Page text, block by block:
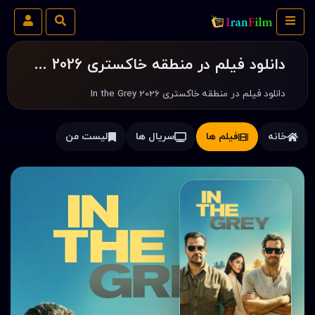
دانلود فیلم در منطقه خاکستری In the Grey 2026
دانلود فیلم در منطقه خاکستری In the Grey 2026
خانه فیلم ها سریال ها لیست من